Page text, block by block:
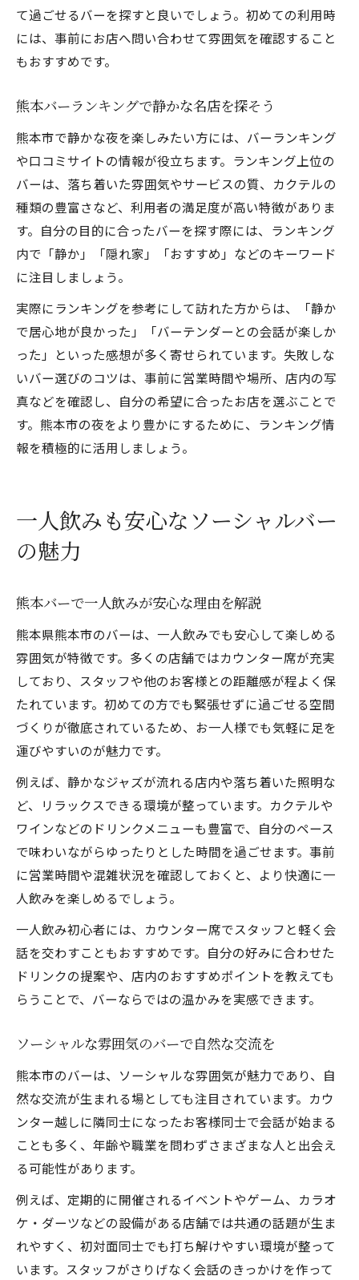
て過ごせるバーを探すと良いでしょう。初めての利用時
には、事前にお店へ問い合わせて雰囲気を確認すること
もおすすめです。
熊本バーランキングで静かな名店を探そう
熊本市で静かな夜を楽しみたい方には、バーランキング
や口コミサイトの情報が役立ちます。ランキング上位の
バーは、落ち着いた雰囲気やサービスの質、カクテルの
種類の豊富さなど、利用者の満足度が高い特徴がありま
す。自分の目的に合ったバーを探す際には、ランキング
内で「静か」「隠れ家」「おすすめ」などのキーワード
に注目しましょう。
実際にランキングを参考にして訪れた方からは、「静か
で居心地が良かった」「バーテンダーとの会話が楽しか
った」といった感想が多く寄せられています。失敗しな
いバー選びのコツは、事前に営業時間や場所、店内の写
真などを確認し、自分の希望に合ったお店を選ぶことで
す。熊本市の夜をより豊かにするために、ランキング情
報を積極的に活用しましょう。
一人飲みも安心なソーシャルバー
の魅力
熊本バーで一人飲みが安心な理由を解説
熊本県熊本市のバーは、一人飲みでも安心して楽しめる
雰囲気が特徴です。多くの店舗ではカウンター席が充実
しており、スタッフや他のお客様との距離感が程よく保
たれています。初めての方でも緊張せずに過ごせる空間
づくりが徹底されているため、お一人様でも気軽に足を
運びやすいのが魅力です。
例えば、静かなジャズが流れる店内や落ち着いた照明な
ど、リラックスできる環境が整っています。カクテルや
ワインなどのドリンクメニューも豊富で、自分のペース
で味わいながらゆったりとした時間を過ごせます。事前
に営業時間や混雑状況を確認しておくと、より快適に一
人飲みを楽しめるでしょう。
一人飲み初心者には、カウンター席でスタッフと軽く会
話を交わすこともおすすめです。自分の好みに合わせた
ドリンクの提案や、店内のおすすめポイントを教えても
らうことで、バーならではの温かみを実感できます。
ソーシャルな雰囲気のバーで自然な交流を
熊本市のバーは、ソーシャルな雰囲気が魅力であり、自
然な交流が生まれる場としても注目されています。カウ
ンター越しに隣同士になったお客様同士で会話が始まる
ことも多く、年齢や職業を問わずさまざまな人と出会え
る可能性があります。
例えば、定期的に開催されるイベントやゲーム、カラオ
ケ・ダーツなどの設備がある店舗では共通の話題が生ま
れやすく、初対面同士でも打ち解けやすい環境が整って
います。スタッフがさりげなく会話のきっかけを作って